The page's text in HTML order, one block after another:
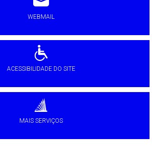
WEBMAIL
ACESSIBILIDADE DO SITE
MAIS SERVIÇOS